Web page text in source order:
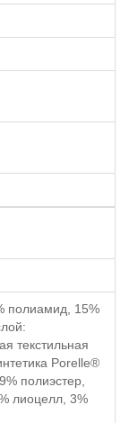
полиамид, 15%
текстильная
Porelle®
полиэстер,
лиоцелл, 3%